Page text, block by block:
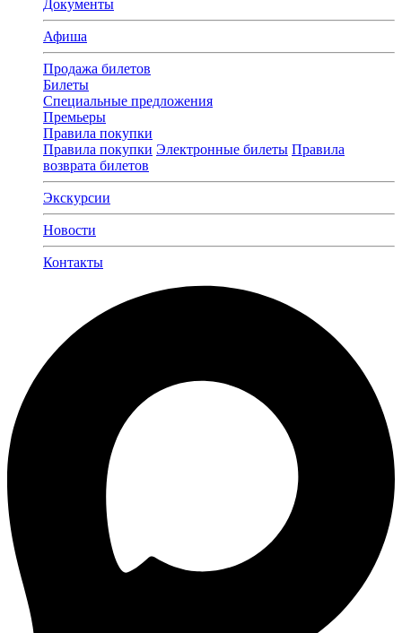
Документы
Афиша
Продажа билетов
Билеты
Специальные предложения
Премьеры
Правила покупки
Правила покупки Электронные билеты Правила
возврата билетов
Экскурсии
Новости
Контакты